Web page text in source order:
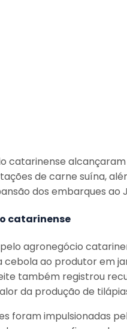
alcançaram
de carne suína,
dos embarques ao
catarinense
agronegócio
cebola ao produtor em
também registrou
da produção de
foram impulsionadas